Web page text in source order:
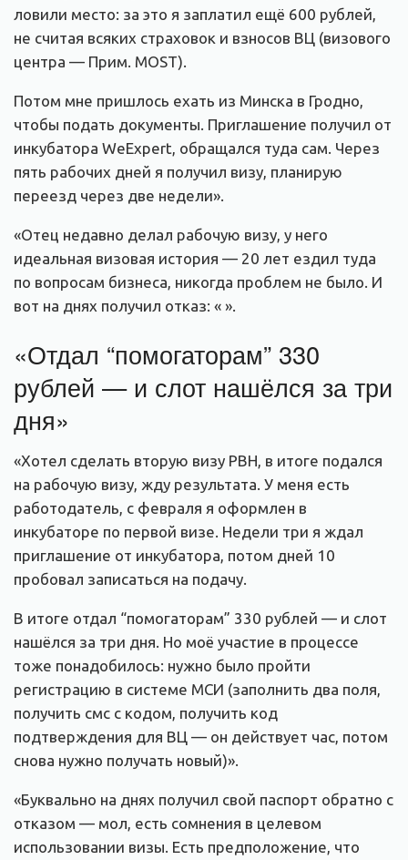
ловили место: за это я заплатил ещё 600 рублей,
не считая всяких страховок и взносов ВЦ (визового
центра — Прим. MOST).
Потом мне пришлось ехать из Минска в Гродно,
чтобы подать документы. Приглашение получил от
инкубатора WeExpert, обращался туда сам. Через
пять рабочих дней я получил визу, планирую
переезд через две недели».
«Отец недавно делал рабочую визу, у него
идеальная визовая история — 20 лет ездил туда
по вопросам бизнеса, никогда проблем не было. И
вот на днях получил отказ: « ».
«Отдал “помогаторам” 330
рублей — и слот нашёлся за три
дня»
«Хотел сделать вторую визу PBH, в итоге подался
на рабочую визу, жду результата. У меня есть
работодатель, с февраля я оформлен в
инкубаторе по первой визе. Недели три я ждал
приглашение от инкубатора, потом дней 10
пробовал записаться на подачу.
В итоге отдал “помогаторам” 330 рублей — и слот
нашёлся за три дня. Но моё участие в процессе
тоже понадобилось: нужно было пройти
регистрацию в системе МСИ (заполнить два поля,
получить смс с кодом, получить код
подтверждения для ВЦ — он действует час, потом
снова нужно получать новый)».
«Буквально на днях получил свой паспорт обратно с
отказом — мол, есть сомнения в целевом
использовании визы. Есть предположение, что